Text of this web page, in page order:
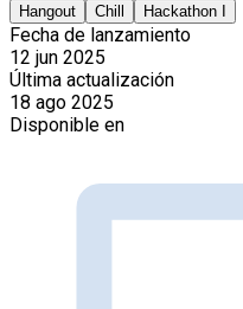
Hangout Chill Hackathon I
Fecha de lanzamiento
12 jun 2025
Última actualización
18 ago 2025
Disponible en